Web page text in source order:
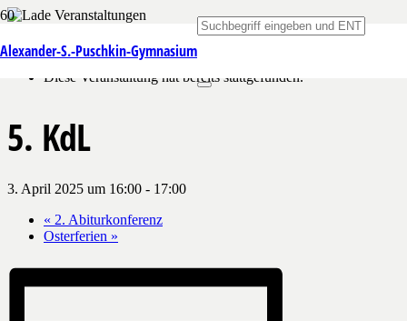
Alexander-S.-Puschkin-Gymnasium
« Alle Veranstaltungen
Diese Veranstaltung hat bereits stattgefunden.
5. KdL
3. April 2025 um 16:00 - 17:00
« 2. Abiturkonferenz
Osterferien »